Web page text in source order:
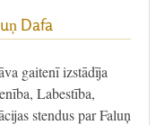
Dafa
gaitenī izstādīja
Labestība,
stendus par Faluņ